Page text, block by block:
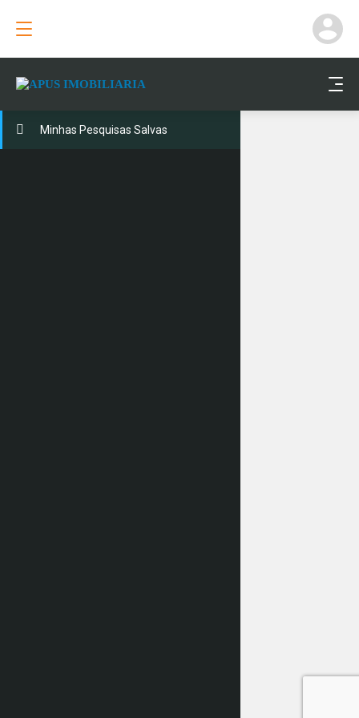
Cadastrar imóvel
Minhas Pesquisas Salvas
Página Principal Minhas Pesquisas Salvas